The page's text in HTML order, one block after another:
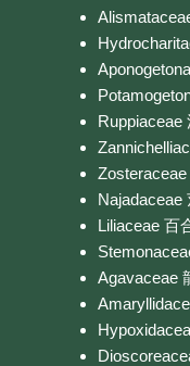
Ruppiaceae
Najadaceae
Liliaceae 百
Agavaceae